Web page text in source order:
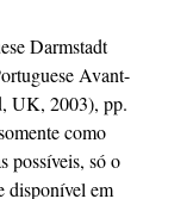
Darmstadt
Avant-
UK, 2003), pp.
como
possíveis, só o
disponível em